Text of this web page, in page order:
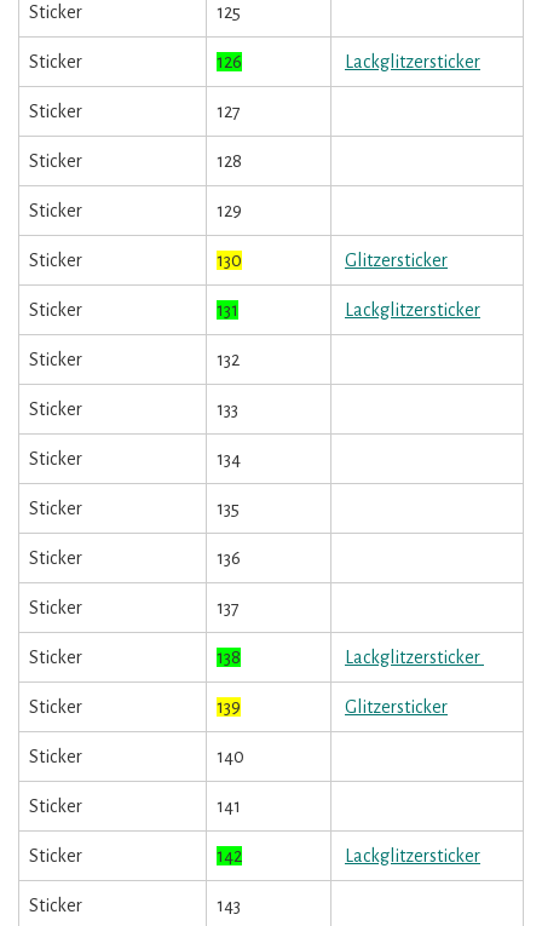
Sticker 125
Sticker 126 Lackglitzersticker
Sticker 127
Sticker 128
Sticker 129
Sticker 130 Glitzersticker
Sticker 131 Lackglitzersticker
Sticker 132
Sticker 133
Sticker 134
Sticker 135
Sticker 136
Sticker 137
Sticker 138 Lackglitzersticker
Sticker 139 Glitzersticker
Sticker 140
Sticker 141
Sticker 142 Lackglitzersticker
Sticker 143